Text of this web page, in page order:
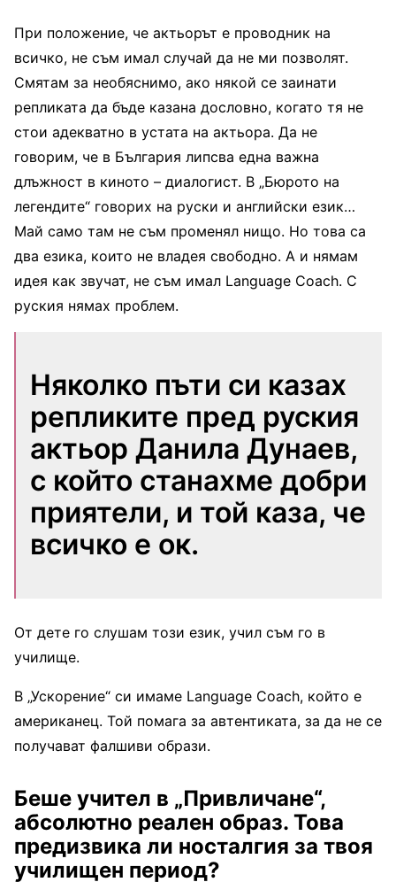
При положение, че актьорът е проводник на
всичко, не съм имал случай да не ми позволят.
Смятам за необяснимо, ако някой се заинати
репликата да бъде казана дословно, когато тя не
стои адекватно в устата на актьора. Да не
говорим, че в България липсва една важна
длъжност в киното – диалогист. В „Бюрото на
легендите“ говорих на руски и английски език…
Май само там не съм променял нищо. Но това са
два езика, които не владея свободно. А и нямам
идея как звучат, не съм имал Language Coach. С
руския нямах проблем.
Няколко пъти си казах
репликите пред руския
актьор Данила Дунаев,
с който станахме добри
приятели, и той каза, че
всичко е ок.
От дете го слушам този език, учил съм го в
училище.
В „Ускорение“ си имаме Language Coach, който е
американец. Той помага за автентиката, за да не се
получават фалшиви образи.
Беше учител в „Привличане“,
абсолютно реален образ. Това
предизвика ли носталгия за твоя
училищен период?